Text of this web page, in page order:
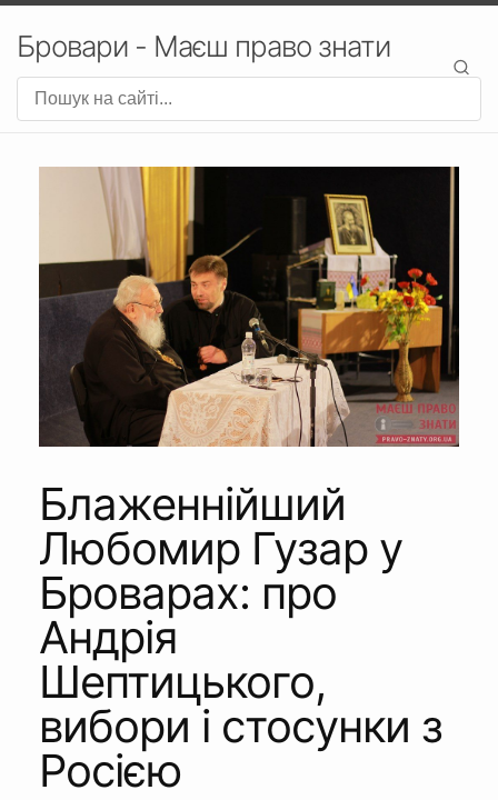
Бровари - Маєш право знати
Блаженнійший
Любомир Гузар у
Броварах: про
Андрія
Шептицького,
вибори і стосунки з
Росією